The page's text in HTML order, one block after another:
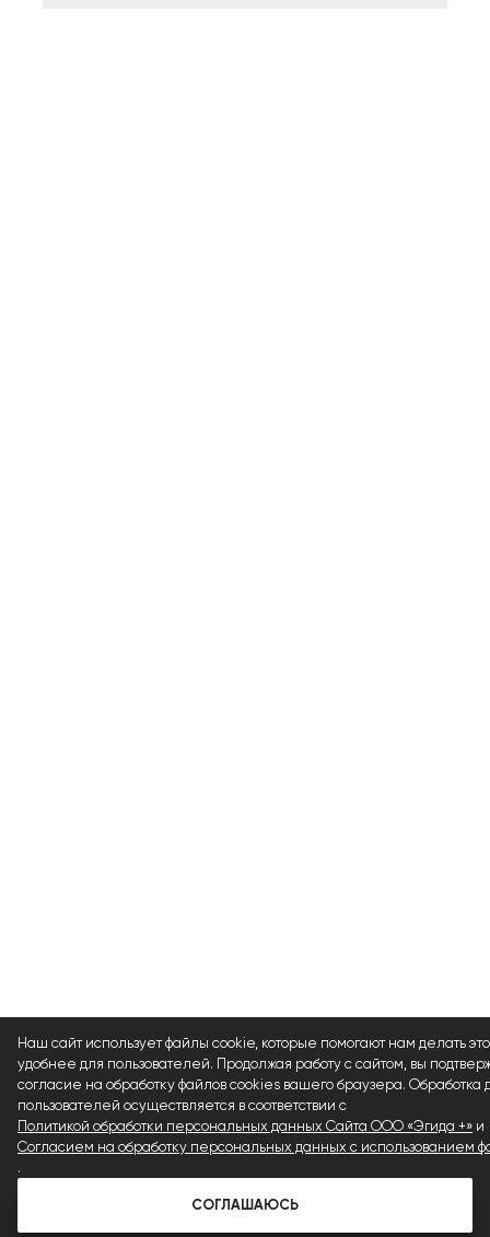
Наш сайт использует файлы cookie, которые помогают нам делать
удобнее для пользователей. Продолжая работу с сайтом, вы
согласие на обработку файлов cookies вашего браузера. Обработка
пользователей осуществляется в соответствии с
Политикой обработки персональных данных Сайта ООО «Эгида +» и
Согласием на обработку персональных данных с использованием
.
СОГЛАШАЮСЬ